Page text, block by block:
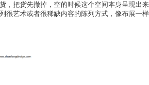
，把货先撤掉，空的时候这个空间本身呈现出
艺术或者很稀缺内容的陈列方式，像布展一